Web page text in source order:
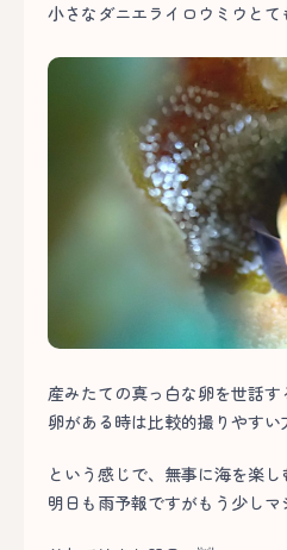
小さなダニエライロウミウと
産みたての真っ白な卵を世話
卵がある時は比較的撮りやす
という感じで、無事に海を楽し
明日も雨予報ですがもう少し